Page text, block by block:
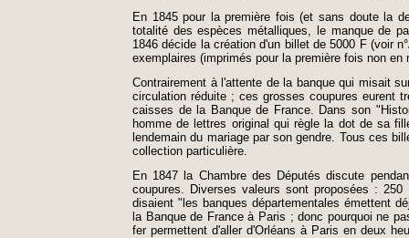
En 1845 pour la première fois (et sans doute la
totalité des espèces métalliques, le manque de
1846 décide la création d'un billet de 5000 F (voir
exemplaires (imprimés pour la première fois non en
Contrairement à l'attente de la banque qui misait
circulation réduite ; ces grosses coupures eurent
caisses de la Banque de France. Dans son
homme de lettres original qui règle la dot de sa
lendemain du mariage par son gendre. Tous ces
collection particulière.
En 1847 la Chambre des Députés discute
coupures. Diverses valeurs sont proposées :
disaient "les banques départementales émettent
la Banque de France à Paris ; donc pourquoi ne
fer permettent d'aller d'Orléans à Paris en deux